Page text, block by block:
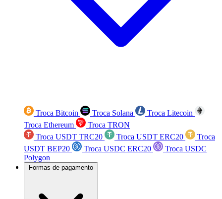
Troca Bitcoin Troca Solana
Troca Litecoin
Troca Ethereum
Troca TRON
Troca USDT TRC20
Troca USDT ERC20
Troca
USDT BEP20
Troca USDC ERC20
Troca USDC
Polygon
Formas de pagamento